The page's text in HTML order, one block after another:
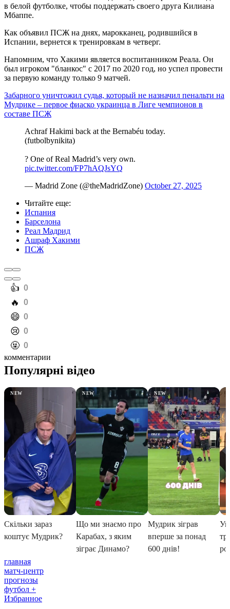
в белой футболке, чтобы поддержать своего друга Килиана
Мбаппе.
Как объявил ПСЖ на днях, марокканец, родившийся в
Испании, вернется к тренировкам в четверг.
Напомним, что Хакими является воспитанником Реала. Он
был игроком "бланкос" с 2017 по 2020 год, но успел провести
за первую команду только 9 матчей.
Забарного уничтожил судья, который не назначил пенальти на
Мудрике – первое фиаско украинца в Лиге чемпионов в
составе ПСЖ
Achraf Hakimi back at the Bernabéu today.
(futbolbynikita)
? One of Real Madrid’s very own.
pic.twitter.com/FP7hAQJsYQ
— Madrid Zone (@theMadridZone) October 27, 2025
Читайте еще:
Испания
Барселона
Реал Мадрид
Ашраф Хакими
ПСЖ
️👍 0
️🔥 0
️😄 0
️😢 0
️🤬 0
комментарии
главная
матч-центр
прогнозы
футбол +
Избранное